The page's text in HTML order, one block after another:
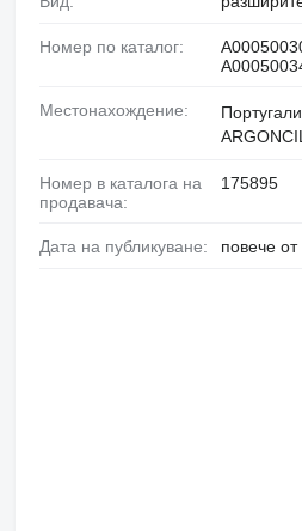
Номер по каталог:
Местонахождение:
Номер в каталога на
продавача:
175895
Дата на публикуване: повече